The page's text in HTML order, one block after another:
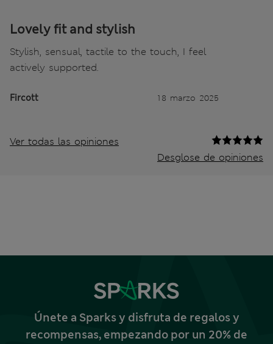
Lovely fit and stylish
Stylish, sensual, tactile to the touch, I feel
actively supported.
Fircott 18 marzo 2025
Ver todas las opiniones
Desglose de opiniones
Únete a Sparks y disfruta de regalos y
recompensas, empezando por un 20% de